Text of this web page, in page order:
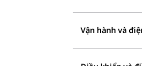
Vận hành và